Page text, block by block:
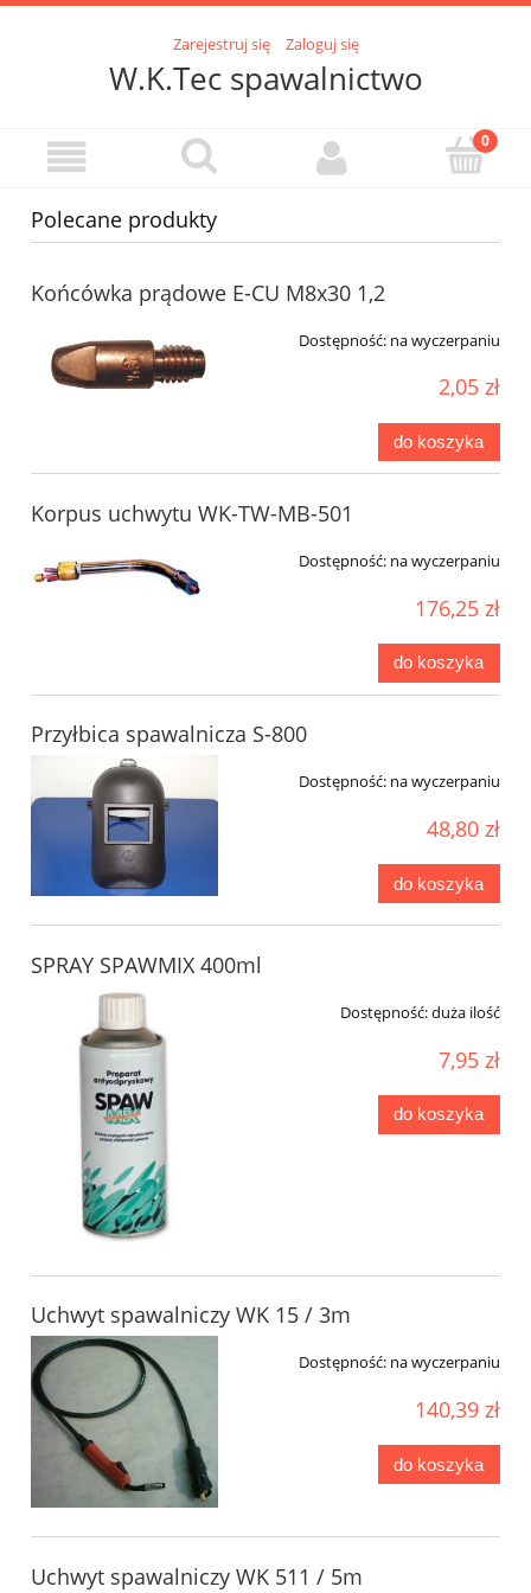
Zarejestruj się Zaloguj się
W.K.Tec spawalnictwo
Polecane produkty
Końcówka prądowe E-CU M8x30 1,2
Dostępność: na wyczerpaniu
2,05 zł
do koszyka
Korpus uchwytu WK-TW-MB-501
Dostępność: na wyczerpaniu
176,25 zł
do koszyka
Przyłbica spawalnicza S-800
Dostępność: na wyczerpaniu
48,80 zł
do koszyka
SPRAY SPAWMIX 400ml
Dostępność:duża ilość
7,95 zł
do koszyka
Uchwyt spawalniczy WK 15 / 3m
Dostępność: na wyczerpaniu
140,39 zł
do koszyka
Uchwyt spawalniczy WK 511 / 5m